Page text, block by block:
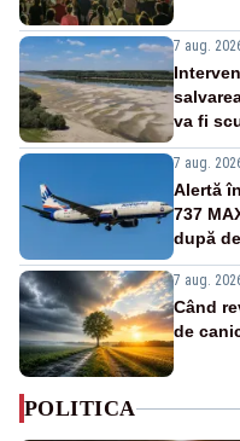
7 aug.
va fi
7 aug.
Alertă
737
după
7 aug.
Când
de
POLITICA